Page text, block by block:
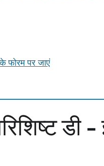
फोरम पर जाएं
डी